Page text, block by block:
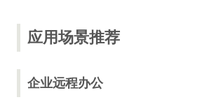
应用场景推荐
企业远程办公